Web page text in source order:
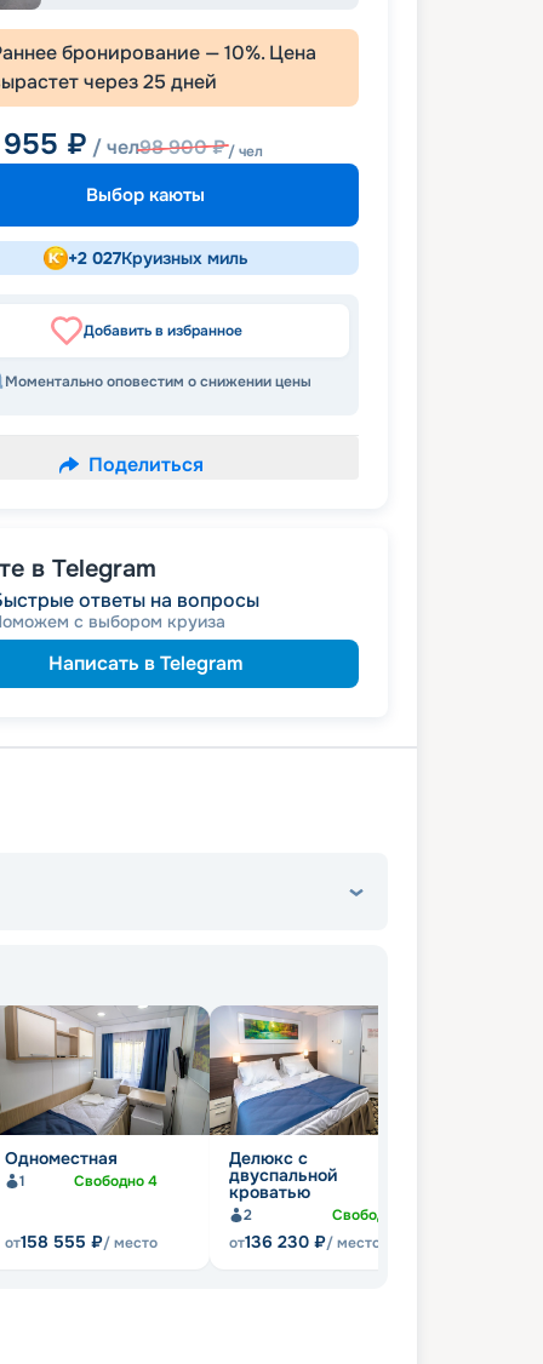
бронирование —10%. Цена
через25 дней
₽ / чел98 900₽/ чел
Выбор каюты
+2 027Круизных миль
Добавить в избранное
Моментально оповестим о снижении цены
Поделиться
в Telegram
ответы на вопросы
с выбором круиза
Написать в Telegram
Одноместная
1 Свободно4
от158 555 ₽/ место
Делюкс с
двуспальной
кроватью
2 Свободно
от136 230 ₽/ место